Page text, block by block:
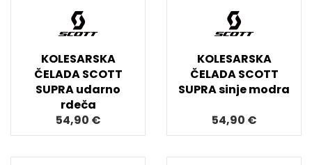
KOLESARSKA
ČELADA SCOTT
SUPRA udarno
rdeča
54,90 €
KOLESARSKA
ČELADA SCOTT
SUPRA sinje modra
54,90 €